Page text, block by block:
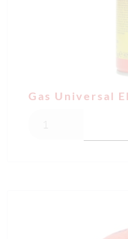
Gas Universal